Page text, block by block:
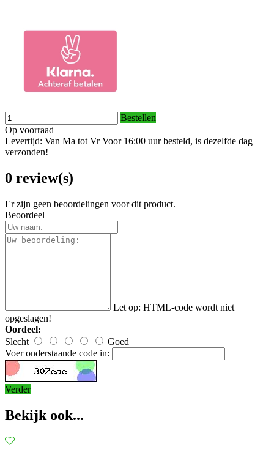
Bestellen
Op voorraad
Levertijd: Van Ma tot Vr Voor 16:00 uur besteld, is dezelfde dag
verzonden!
0 review(s)
Er zijn geen beoordelingen voor dit product.
Beoordeel
Let op: HTML-code wordt niet
opgeslagen!
Oordeel:
Slecht
Goed
Voer onderstaande code in:
Verder
Bekijk ook...